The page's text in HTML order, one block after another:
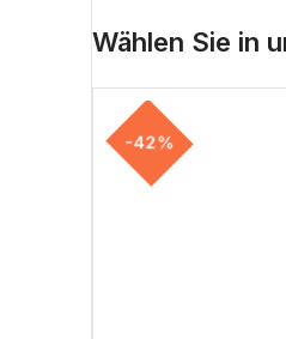
Wählen Sie in
-42%